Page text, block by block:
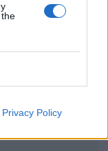
Privacy Policy